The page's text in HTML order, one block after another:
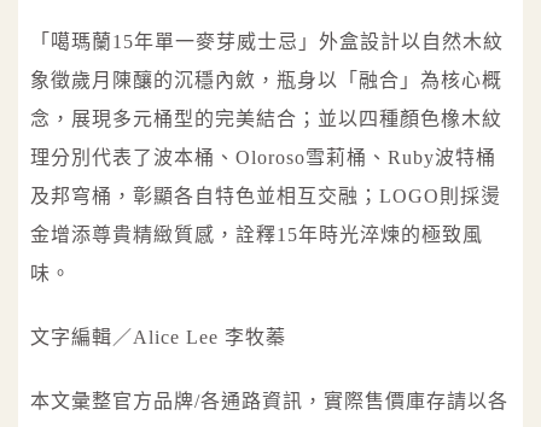
「噶瑪蘭15年單一麥芽威士忌」外盒設計以自然木紋
象徵歲月陳釀的沉穩內斂，瓶身以「融合」為核心概
念，展現多元桶型的完美結合；並以四種顏色橡木紋
理分別代表了波本桶、Oloroso雪莉桶、Ruby波特桶
及邦穹桶，彰顯各自特色並相互交融；LOGO則採燙
金增添尊貴精緻質感，詮釋15年時光淬煉的極致風
味。
文字編輯／Alice Lee 李牧蓁
本文彙整官方品牌/各通路資訊，實際售價庫存請以各